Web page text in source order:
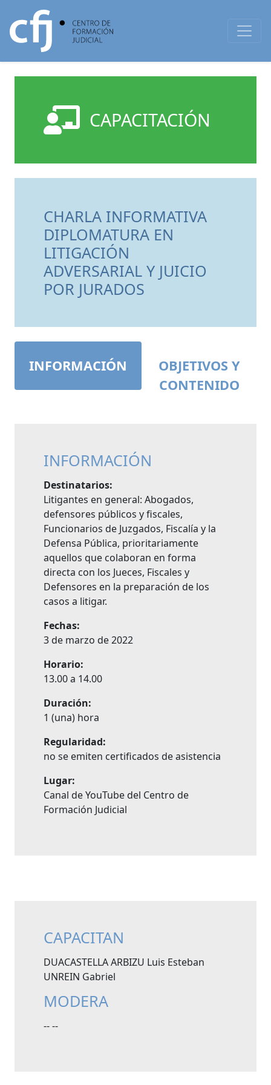
CAPACITACIÓN
CHARLA INFORMATIVA
DIPLOMATURA EN
LITIGACIÓN
ADVERSARIAL Y JUICIO
POR JURADOS
INFORMACIÓN
OBJETIVOS Y
CONTENIDO
INFORMACIÓN
Destinatarios:
Litigantes en general: Abogados,
defensores públicos y fiscales,
Funcionarios de Juzgados, Fiscalía y la
Defensa Pública, prioritariamente
aquellos que colaboran en forma
directa con los Jueces, Fiscales y
Defensores en la preparación de los
casos a litigar.
Fechas:
3 de marzo de 2022
Horario:
13.00 a 14.00
Duración:
1 (una) hora
Regularidad:
no se emiten certificados de asistencia
Lugar:
Canal de YouTube del Centro de
Formación Judicial
CAPACITAN
DUACASTELLA ARBIZU Luis Esteban
UNREIN Gabriel
MODERA
-- --